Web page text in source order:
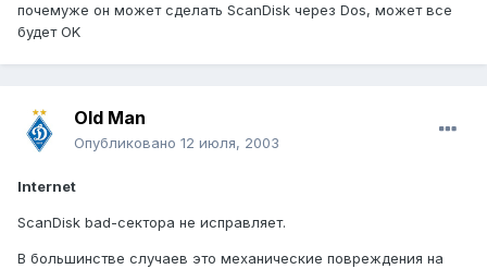
почемуже он может сделать ScanDisk через Dos, может все
будет OK
Old Man
Опубликовано 12 июля, 2003
Internet
ScanDisk bad-сектора не исправляет.
В большинстве случаев это механические повреждения на